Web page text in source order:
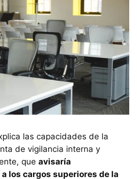
las capacidades de la
de vigilancia interna y
que avisaría
los cargos superiores de la